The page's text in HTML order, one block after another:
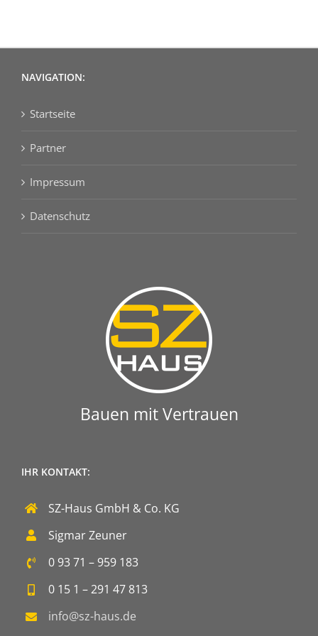
NAVIGATION:
Startseite
Partner
Impressum
Datenschutz
Bauen mit Vertrauen
IHR KONTAKT:
SZ-Haus GmbH & Co. KG
Sigmar Zeuner
0 93 71 – 959 183
0 15 1 – 291 47 813
info@sz-haus.de